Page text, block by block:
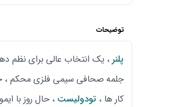
توضیحات
پلنر، یک انتخاب عالی برای نظم
جلمه صحافی سیمی فلزی محکم ،
کار ها ، تودولیست ، حال روز با